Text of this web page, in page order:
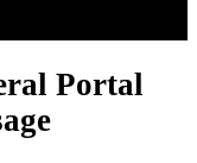
Portal